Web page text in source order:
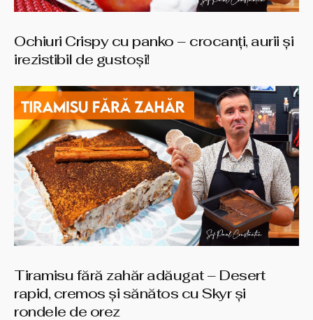
Ochiuri Crispy cu panko – crocanți, aurii și
irezistibil de gustoși!
Tiramisu fără zahăr adăugat – Desert
rapid, cremos și sănătos cu Skyr și
rondele de orez